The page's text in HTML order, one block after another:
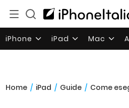
iPhone iPad Mac
Home / iPad / Guide / Come